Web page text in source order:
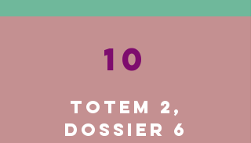
10
Totem 2,
dossier 6